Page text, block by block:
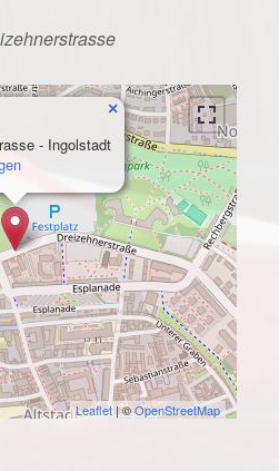
- Ingolstadt
×
Leaflet | ©OpenStreetMap